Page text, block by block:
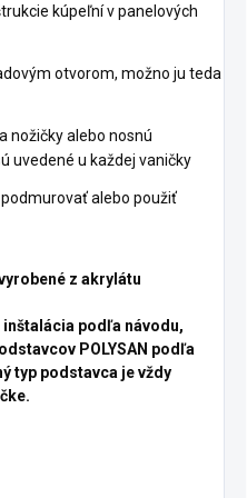
kúpeľní v panelových
otvorom, možno ju teda
nožičky alebo nosnú
uvedené u každej vaničky
alebo použiť
z akrylátu
podľa návodu,
POLYSAN podľa
typ podstavca je vždy